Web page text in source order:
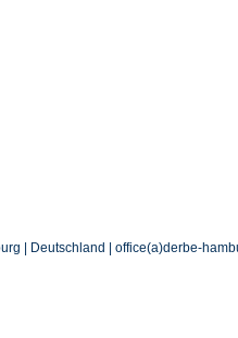
| Deutschland | office(a)derbe-